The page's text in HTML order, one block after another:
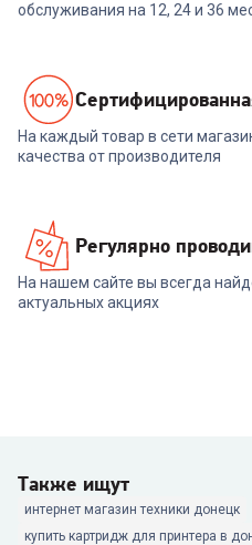
обслуживания на 12, 24 и 36
На каждый товар в сети
качества от производителя
Регулярно
На нашем сайте вы всегда
актуальных акциях
Также ищут
интернет магазин техники донецк
купить картридж для принтера в